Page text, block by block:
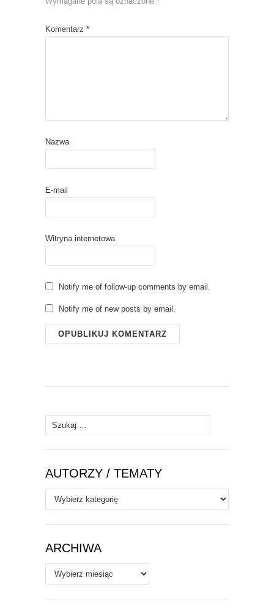
Komentarz *
Nazwa
E-mail
Witryna internetowa
Notify me of follow-up comments by email.
Notify me of new posts by email.
Szukaj:
AUTORZY / TEMATY
Autorzy
/
Tematy
ARCHIWA
Archiwa